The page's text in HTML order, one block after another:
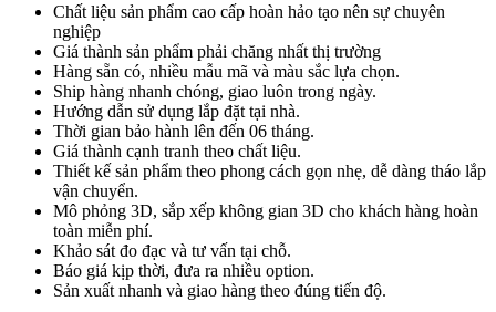
Chất liệu sản phẩm cao cấp hoàn hảo tạo nên sự chuyên
nghiệp
Giá thành sản phẩm phải chăng nhất thị trường
Hàng sẵn có, nhiều mẫu mã và màu sắc lựa chọn.
Ship hàng nhanh chóng, giao luôn trong ngày.
Hướng dẫn sử dụng lắp đặt tại nhà.
Thời gian bảo hành lên đến 06 tháng.
Giá thành cạnh tranh theo chất liệu.
Thiết kế sản phẩm theo phong cách gọn nhẹ, dễ dàng tháo lắp
vận chuyển.
Mô phỏng 3D, sắp xếp không gian 3D cho khách hàng hoàn
toàn miễn phí.
Khảo sát đo đạc và tư vấn tại chỗ.
Báo giá kịp thời, đưa ra nhiều option.
Sản xuất nhanh và giao hàng theo đúng tiến độ.